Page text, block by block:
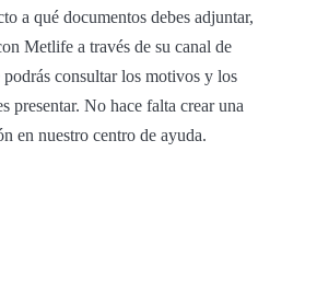
a qué documentos debes adjuntar,
Metlife a través de su canal de
consultar los motivos y los
presentar. No hace falta crear una
en nuestro centro de ayuda.